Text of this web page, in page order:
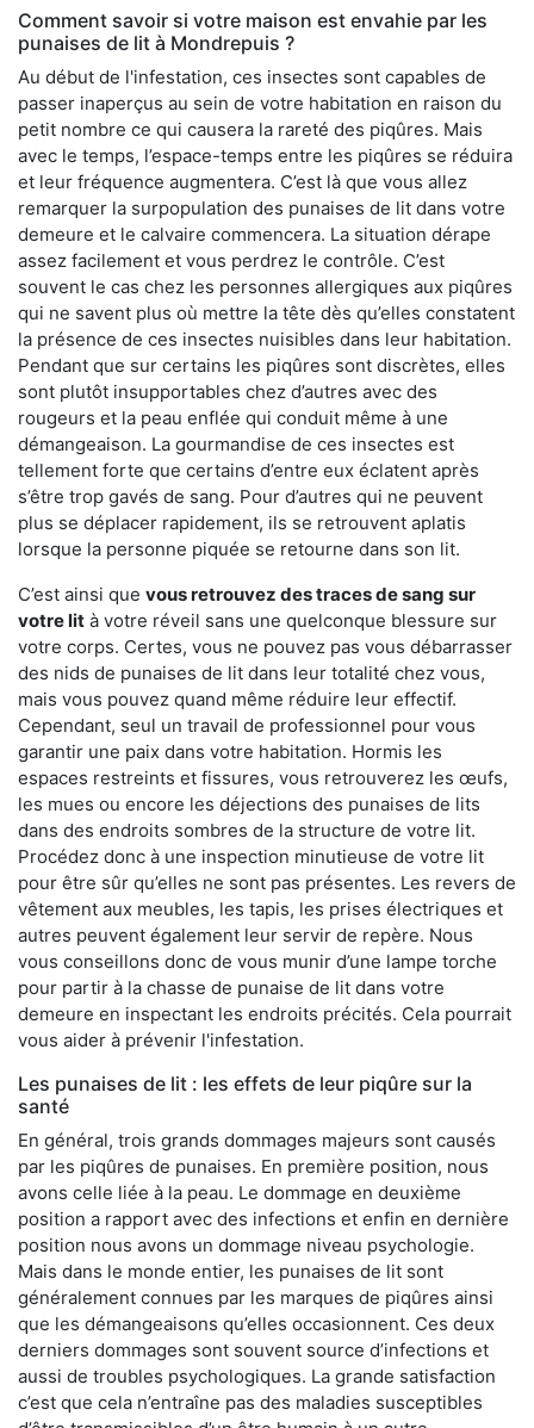
Comment savoir si votre maison est envahie par les
punaises de lit à Mondrepuis ?
Au début de l'infestation, ces insectes sont capables de
passer inaperçus au sein de votre habitation en raison du
petit nombre ce qui causera la rareté des piqûres. Mais
avec le temps, l’espace-temps entre les piqûres se réduira
et leur fréquence augmentera. C’est là que vous allez
remarquer la surpopulation des punaises de lit dans votre
demeure et le calvaire commencera. La situation dérape
assez facilement et vous perdrez le contrôle. C’est
souvent le cas chez les personnes allergiques aux piqûres
qui ne savent plus où mettre la tête dès qu’elles constatent
la présence de ces insectes nuisibles dans leur habitation.
Pendant que sur certains les piqûres sont discrètes, elles
sont plutôt insupportables chez d’autres avec des
rougeurs et la peau enflée qui conduit même à une
démangeaison. La gourmandise de ces insectes est
tellement forte que certains d’entre eux éclatent après
s’être trop gavés de sang. Pour d’autres qui ne peuvent
plus se déplacer rapidement, ils se retrouvent aplatis
lorsque la personne piquée se retourne dans son lit.
C’est ainsi que vous retrouvez des traces de sang sur
votre lit à votre réveil sans une quelconque blessure sur
votre corps. Certes, vous ne pouvez pas vous débarrasser
des nids de punaises de lit dans leur totalité chez vous,
mais vous pouvez quand même réduire leur effectif.
Cependant, seul un travail de professionnel pour vous
garantir une paix dans votre habitation. Hormis les
espaces restreints et fissures, vous retrouverez les œufs,
les mues ou encore les déjections des punaises de lits
dans des endroits sombres de la structure de votre lit.
Procédez donc à une inspection minutieuse de votre lit
pour être sûr qu’elles ne sont pas présentes. Les revers de
vêtement aux meubles, les tapis, les prises électriques et
autres peuvent également leur servir de repère. Nous
vous conseillons donc de vous munir d’une lampe torche
pour partir à la chasse de punaise de lit dans votre
demeure en inspectant les endroits précités. Cela pourrait
vous aider à prévenir l'infestation.
Les punaises de lit : les effets de leur piqûre sur la
santé
En général, trois grands dommages majeurs sont causés
par les piqûres de punaises. En première position, nous
avons celle liée à la peau. Le dommage en deuxième
position a rapport avec des infections et enfin en dernière
position nous avons un dommage niveau psychologie.
Mais dans le monde entier, les punaises de lit sont
généralement connues par les marques de piqûres ainsi
que les démangeaisons qu’elles occasionnent. Ces deux
derniers dommages sont souvent source d’infections et
aussi de troubles psychologiques. La grande satisfaction
c’est que cela n’entraîne pas des maladies susceptibles